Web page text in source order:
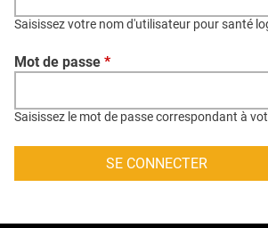
CONTACT
CRÉDITS
Saisissez votre nom d'utilisateur pour santé
Mot de passe *
Saisissez le mot de passe correspondant à